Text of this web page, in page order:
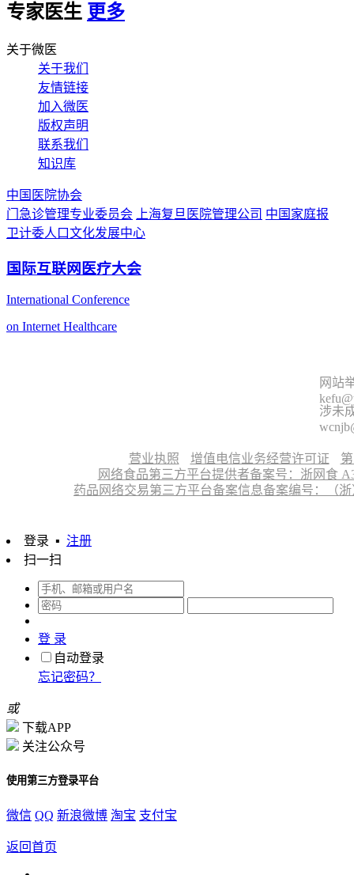
专家医生 更多
关于微医
关于我们
友情链接
加入微医
版权声明
联系我们
知识库
中国医院协会
门急诊管理专业委员会 上海复旦医院管理公司 中国家庭报
卫计委人口文化发展中心
国际互联网医疗大会
International Conference
on Internet Healthcare
网站
涉未
营业执照 增值电信业务经营许可证
网络食品第三方平台提供者备案号：浙网食
药品网络交易第三方平台备案信息备案编号：（
登录 ▪ 注册
扫一扫
登 录
自动登录
忘记密码？
或
下载APP
关注公众号
使用第三方登录平台
微信 QQ 新浪微博 淘宝 支付宝
返回首页